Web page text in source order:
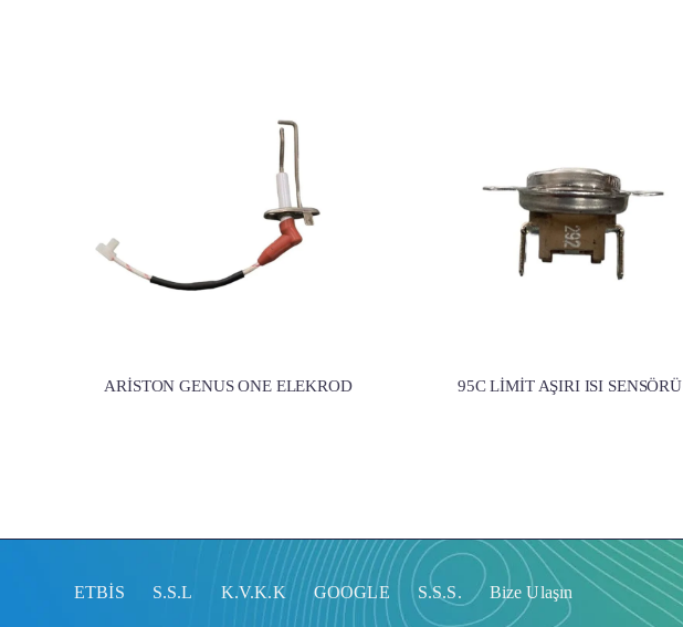
ARİSTON GENUS ONE ELEKROD 95C LİMİT AŞIRI ISI SENSÖRÜ
ETBİS S.S.L K.V.K.K GOOGLE S.S.S. Bize Ulaşın